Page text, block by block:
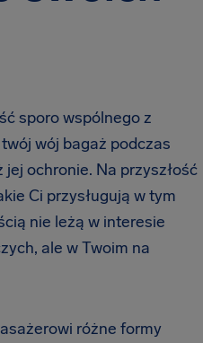
sporo wspólnego z
wój bagaż podczas
ochronie. Na przyszłość
Ci przysługują w tym
nie leżą w interesie
ale w Twoim na
różne formy